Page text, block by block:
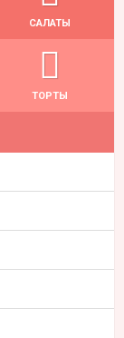
САЛАТЫ
ТОРТЫ